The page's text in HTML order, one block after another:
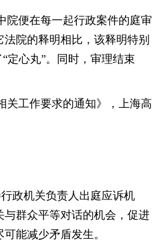
院便在每一起行政案件的庭审
院的释明相比，该释明特别
定心丸”。同时，审理结束
关工作要求的通知》，上海高
政机关负责人出庭应诉机
群众平等对话的机会，促进
能减少矛盾发生。